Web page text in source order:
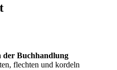
der Buchhandlung
flechten und kordeln